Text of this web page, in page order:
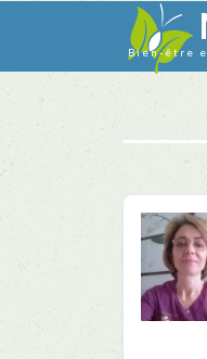
Bien-être